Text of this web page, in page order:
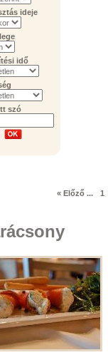
ideje
idő
szó
« Előző... 1